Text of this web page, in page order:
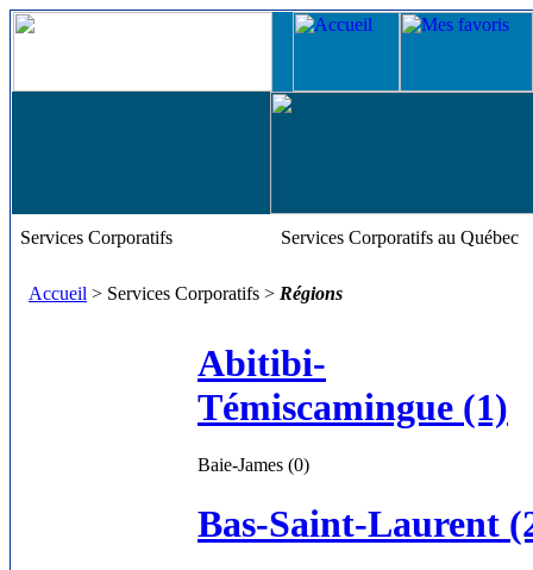
Services Corporatifs Services Corporatifs au Québec
Accueil > Services Corporatifs > Régions
Abitibi-
Témiscamingue (1)
Baie-James (0)
Bas-Saint-Laurent